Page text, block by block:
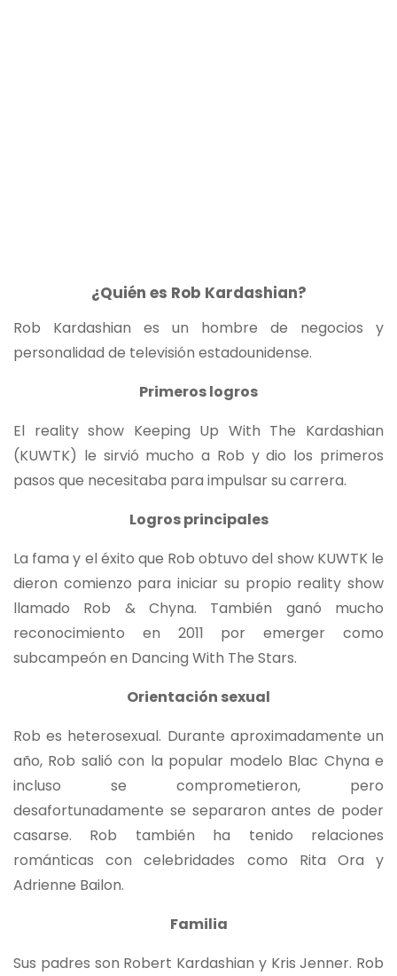
¿Quién es Rob Kardashian?
Rob Kardashian es un hombre de negocios y
personalidad de televisión estadounidense.
Primeros logros
El reality show Keeping Up With The Kardashian
(KUWTK) le sirvió mucho a Rob y dio los primeros
pasos que necesitaba para impulsar su carrera.
Logros principales
La fama y el éxito que Rob obtuvo del show KUWTK le
dieron comienzo para iniciar su propio reality show
llamado Rob & Chyna. También ganó mucho
reconocimiento en 2011 por emerger como
subcampeón en Dancing With The Stars.
Orientación sexual
Rob es heterosexual. Durante aproximadamente un
año, Rob salió con la popular modelo Blac Chyna e
incluso se comprometieron, pero
desafortunadamente se separaron antes de poder
casarse. Rob también ha tenido relaciones
románticas con celebridades como Rita Ora y
Adrienne Bailon.
Familia
Sus padres son Robert Kardashian y Kris Jenner. Rob